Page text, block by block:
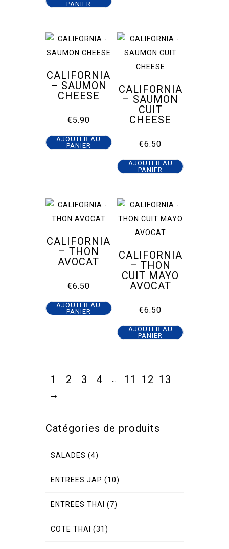
PANIER
CALIFORNIA
– SAUMON
CHEESE
€5.90
AJOUTER AU
PANIER
CALIFORNIA
– SAUMON
CUIT
CHEESE
€6.50
AJOUTER AU
PANIER
CALIFORNIA
– THON
AVOCAT
€6.50
AJOUTER AU
PANIER
CALIFORNIA
– THON
CUIT MAYO
AVOCAT
€6.50
AJOUTER AU
PANIER
1 2 3 4 11 12 13
→
Catégories de produits
SALADES (4)
ENTREES JAP (10)
ENTREES THAI (7)
COTE THAI (31)